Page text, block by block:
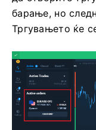
барање, но
Тргувањето ќе